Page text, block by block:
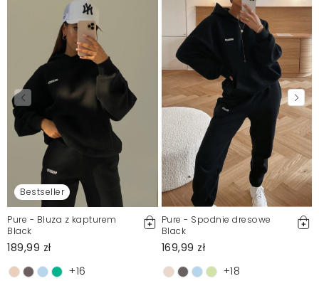
Bestseller
Pure - Bluza z kapturem
Black
189,99 zł
+16
Pure - Spodnie dresowe
Black
169,99 zł
+18